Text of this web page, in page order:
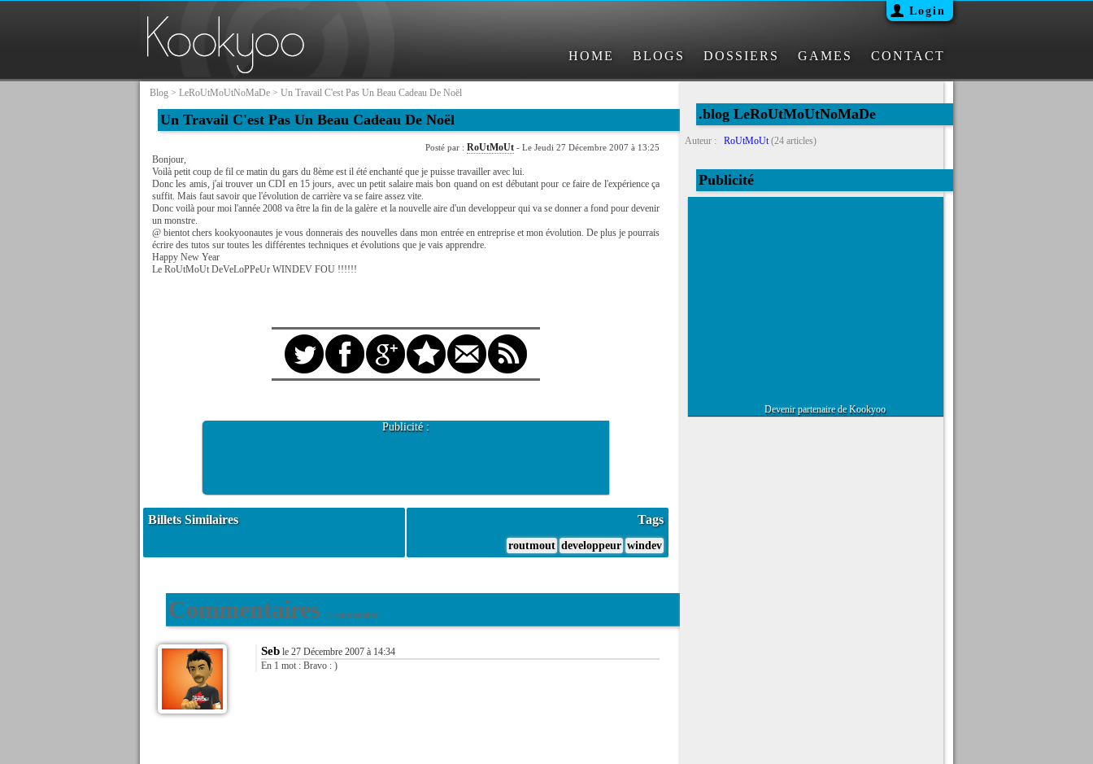
Login
HOME BLOGS DOSSIERS GAMES CONTACT
Blog > LeRoUtMoUtNoMaDe > Un Travail C'est Pas Un Beau Cadeau De Noël
Un Travail C'est Pas Un Beau Cadeau De Noël
Posté par : RoUtMoUt - Le Jeudi 27 Décembre 2007 à 13:25
Bonjour,
Voilà petit coup de fil ce matin du gars du 8ème est il été enchanté que je puisse travailler avec lui.
Donc les amis, j'ai trouver un CDI en 15 jours, avec un petit salaire mais bon quand on est débutant pour ce faire de l'expérience ça
suffit. Mais faut savoir que l'évolution de carrière va se faire assez vite.
Donc voilà pour moi l'année 2008 va être la fin de la galère et la nouvelle aire d'un developpeur qui va se donner a fond pour devenir
un monstre.
@ bientot chers kookyoonautes je vous donnerais des nouvelles dans mon entrée en entreprise et mon évolution. De plus je pourrais
écrire des tutos sur toutes les différentes techniques et évolutions que je vais apprendre.
Happy New Year
Le RoUtMoUt DeVeLoPPeUr WINDEV FOU !!!!!!
Publicité :
Billets Similaires Tags
routmout developpeur windev
Commentaires 3 commentaires
Seb le 27 Décembre 2007 à 14:34
En 1 mot : Bravo : )
.blog LeRoUtMoUtNoMaDe
Auteur : RoUtMoUt(24 articles)
Publicité
Devenir partenaire de Kookyoo